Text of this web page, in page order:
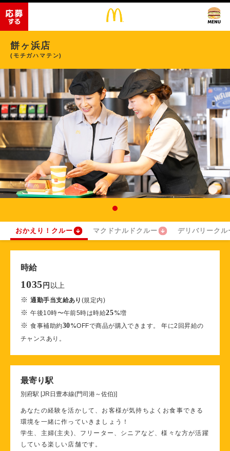
餅ヶ浜店
(モチガハマテン)
おかえり！クルー マクドナルドクルー デリバリークル
時給
1035 円 以上
※通勤手当支給あり (規定内)
※午後10時〜午前5時は時給25%増
※食事補助約30%OFFで商品が購入できます。 年に2回昇給の
チャンスあり。
最寄り駅
別府駅 [JR日豊本線(門司港～佐伯)]
あなたの経験を活かして、お客様が気持ちよくお食事できる
環境を一緒に作っていきましょう！
学生、主婦(主夫)、フリーター、シニアなど、様々な方が活躍
している楽しい店舗です。